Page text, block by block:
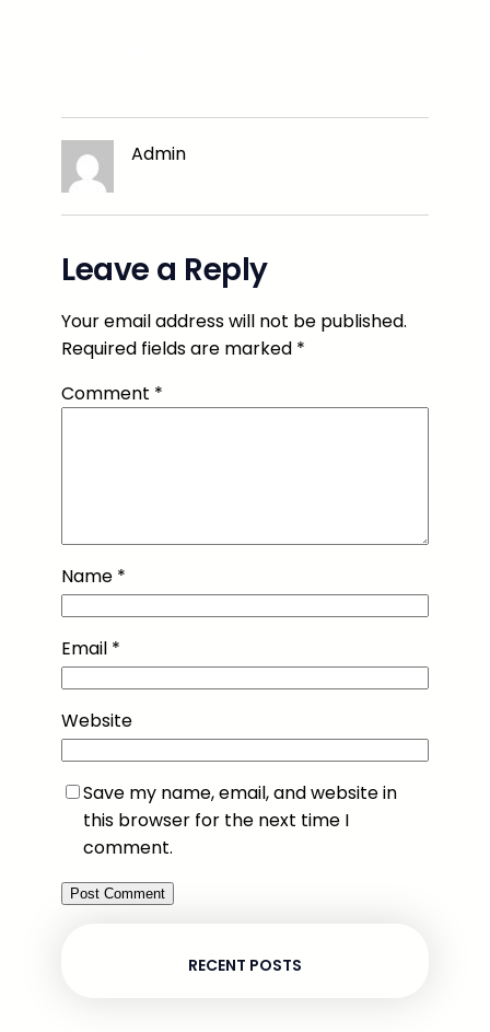
Admin
Leave a Reply
Your email address will not be published.
Required fields are marked *
Comment *
Name *
Email *
Website
Save my name, email, and website in
this browser for the next time I
comment.
RECENT POSTS